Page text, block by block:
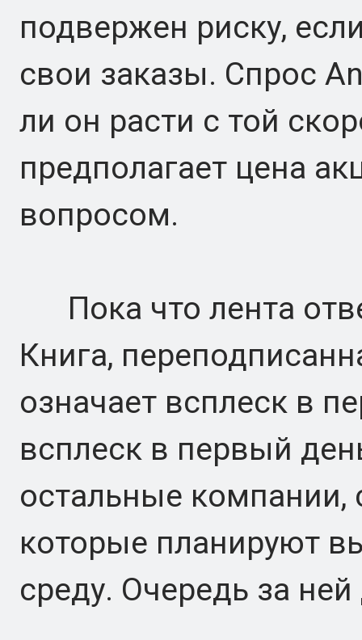
подвержен риску,
свои заказы. Спрос
ли он расти с той
предполагает цена
вопросом.
Пока что лента
Книга,
означает всплеск в
всплеск в первый
остальные компании,
которые планируют
среду. Очередь за